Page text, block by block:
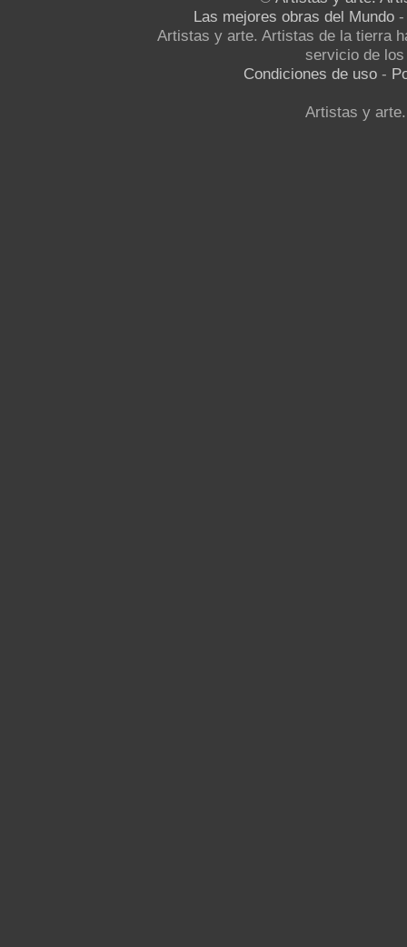
Las mejores obras del Mundo
Artistas y arte. Artistas de la tierra
servicio de
Condiciones de uso -
Artistas y